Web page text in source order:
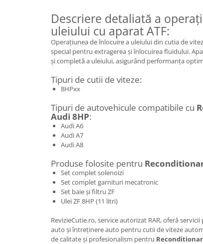
Descriere detaliată a
uleiului cu aparat ATF:
Operațiunea de înlocuire a uleiului din cutia de
special pentru extragerea și înlocuirea fluidului.
și completă a uleiului, asigurând performanța
Tipuri de cutii de viteze:
8HPxx
Tipuri de autovehicule compatibile cu
Audi 8HP:
Audi A6
Audi A7
Audi A8
Produse folosite pentru
Set complet solenoizi
Set complet garnituri mecatronic
Set baie și filtru ZF
Ulei ZF 8HP (11 litri)
RevizieCutie.ro, service autorizat RAR, oferă
auto și întreținere auto pentru cutii de viteze
de calitate și profesionalism pentru